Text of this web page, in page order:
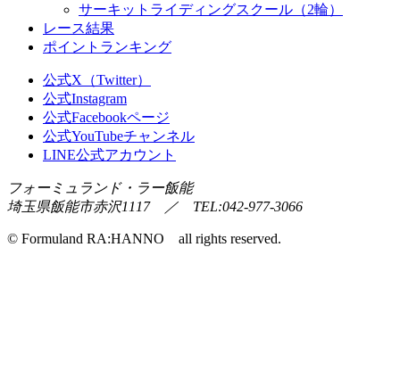
サーキットライディングスクール（2輪）
レース結果
ポイントランキング
公式X（Twitter）
公式Instagram
公式Facebookページ
公式YouTubeチャンネル
LINE公式アカウント
フォーミュランド・ラー飯能
埼玉県飯能市赤沢1117 ／ TEL:042-977-3066
© Formuland RA:HANNO all rights reserved.